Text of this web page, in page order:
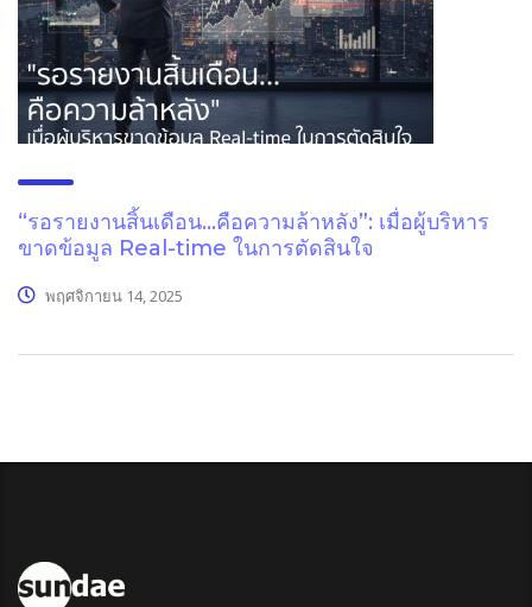
“รอรายงานสิ้นเดือน…คือความล้าหลัง”: เมื่อผู้บริหาร
ขาดข้อมูล Real-time ในการตัดสินใจ
พฤศจิกายน 14, 2025